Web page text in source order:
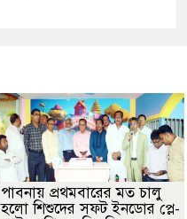
পাবনায় প্রথমবারের মত চালু
হলো শিশুদের সফট ইনডোর প্লে-